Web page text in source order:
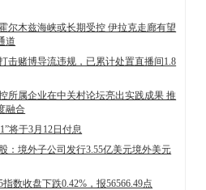
尔木兹海峡或长期受控 伊拉克走廊有望
道
击赌博导流违规，已累计处置直播间1.8
所属企业在中关村论坛亮出实践成果 推
融合
将于3月12日付息
：境外子公司发行3.55亿美元境外美元
数收盘下跌0.42%，报56566.49点